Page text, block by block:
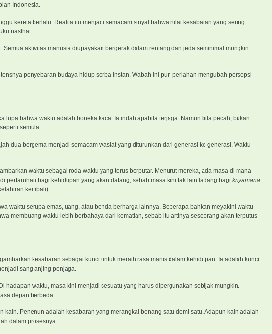
Indonesia.
kereta berlalu. Realita itu menjadi semacam sinyal bahwa nilai kesabaran yang sering
nasihat.
aktivitas manusia diupayakan bergerak dalam rentang dan jeda seminimal mungkin.
penyebaran budaya hidup serba instan. Wabah ini pun perlahan mengubah persepsi
lupa bahwa waktu adalah boneka kaca. Ia indah apabila terjaga. Namun bila pecah, bukan
semula.
dua bergema menjadi semacam wasiat yang diturunkan dari generasi ke generasi. Waktu
waktu sebagai roda waktu yang terus berputar. Menurut mereka, ada masa di mana
pertaruhan bagi kehidupan yang akan datang, sebab masa kini tak lain ladang bagi kriyamana
kembali).
waktu serupa emas, uang, atau benda berharga lainnya. Beberapa bahkan meyakini waktu
membuang waktu lebih berbahaya dari kematian, sebab itu artinya seseorang akan terputus
kesabaran sebagai kunci untuk meraih rasa manis dalam kehidupan. Ia adalah kunci
sang anjing penjaga.
hadapan waktu, masa kini menjadi sesuatu yang harus dipergunakan sebijak mungkin.
depan berbeda.
Penenun adalah kesabaran yang merangkai benang satu demi satu. Adapun kain adalah
dalam prosesnya.